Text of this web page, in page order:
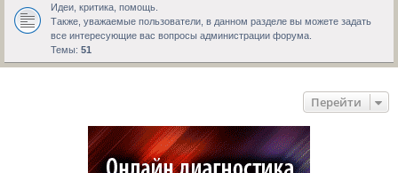
Идеи, критика, помощь.
Также, уважаемые пользователи, в данном разделе вы можете задать
все интересующие вас вопросы администрации форума.
Темы: 51
Перейти